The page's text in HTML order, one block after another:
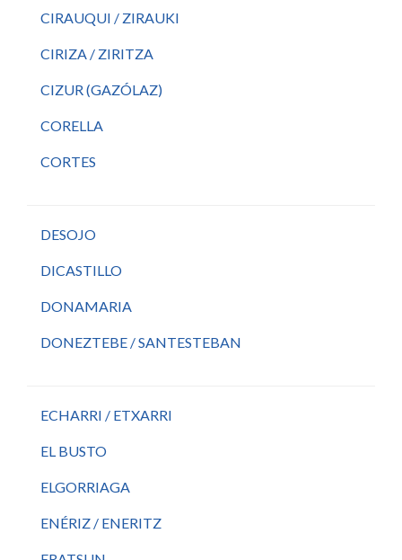
CIRAUQUI / ZIRAUKI
CIRIZA / ZIRITZA
CIZUR (GAZÓLAZ)
CORELLA
CORTES
DESOJO
DICASTILLO
DONAMARIA
DONEZTEBE / SANTESTEBAN
ECHARRI / ETXARRI
EL BUSTO
ELGORRIAGA
ENÉRIZ / ENERITZ